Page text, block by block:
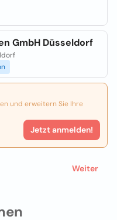
GmbH Düsseldorf
und erweitern Sie Ihre
Jetzt anmelden!
Weiter